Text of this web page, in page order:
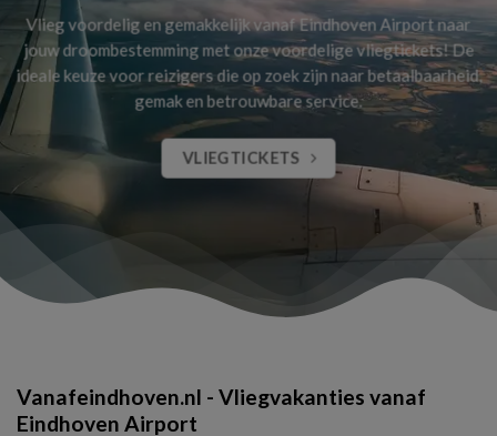
Vlieg voordelig en gemakkelijk vanaf Eindhoven Airport naar
jouw droombestemming met onze voordelige vliegtickets! De
ideale keuze voor reizigers die op zoek zijn naar betaalbaarheid,
gemak en betrouwbare service.
VLIEGTICKETS
Vanafeindhoven.nl - Vliegvakanties vanaf
Eindhoven Airport